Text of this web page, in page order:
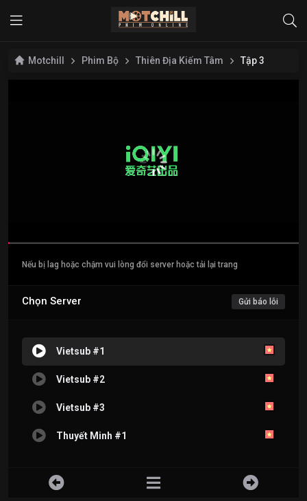
Motchill Phim Bộ Thiên Địa Kiếm Tâm Tập 3
Nếu bị lag hoặc chậm vui lòng đổi server hoặc tải lại trang
Chọn Server Gửi báo lỗi
Vietsub #1
Vietsub #2
Vietsub #3
Thuyết Minh #1